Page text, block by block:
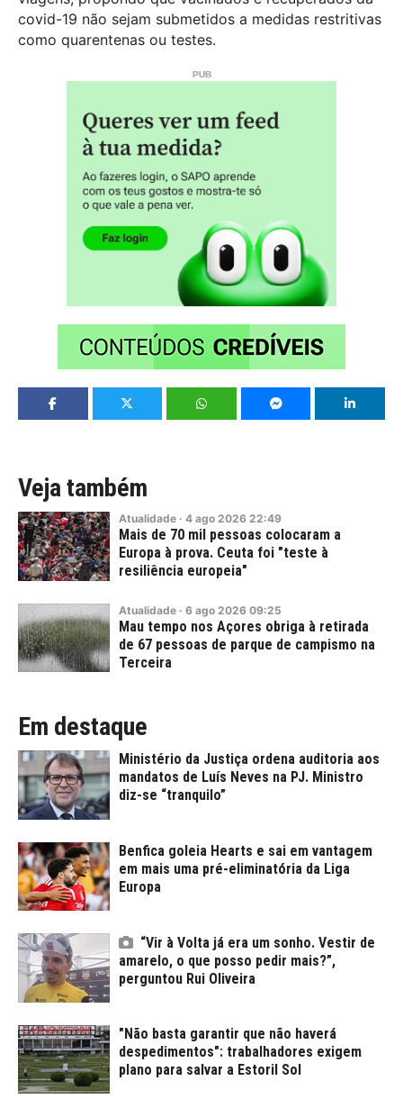
covid-19 não sejam submetidos a medidas restritivas
como quarentenas ou testes.
Veja também
Atualidade · 4 ago 2026 22:49
Mais de 70 mil pessoas colocaram a
Europa à prova. Ceuta foi "teste à
resiliência europeia"
Atualidade · 6 ago 2026 09:25
Mau tempo nos Açores obriga à retirada
de 67 pessoas de parque de campismo na
Terceira
Em destaque
Ministério da Justiça ordena auditoria aos
mandatos de Luís Neves na PJ. Ministro
diz-se “tranquilo”
Benfica goleia Hearts e sai em vantagem
em mais uma pré-eliminatória da Liga
Europa
“Vir à Volta já era um sonho. Vestir de
amarelo, o que posso pedir mais?”,
perguntou Rui Oliveira
"Não basta garantir que não haverá
despedimentos": trabalhadores exigem
plano para salvar a Estoril Sol